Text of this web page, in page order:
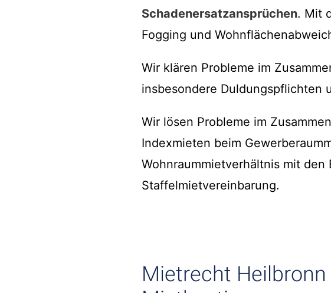
Schadenersatzansprüchen. Mit
Fogging und
Wir klären Probleme im
insbesondere Duldungspflichten
Wir lösen Probleme im
Indexmieten beim
Wohnraummietverhältnis mit
Staffelmietvereinbarung.
Mietrecht